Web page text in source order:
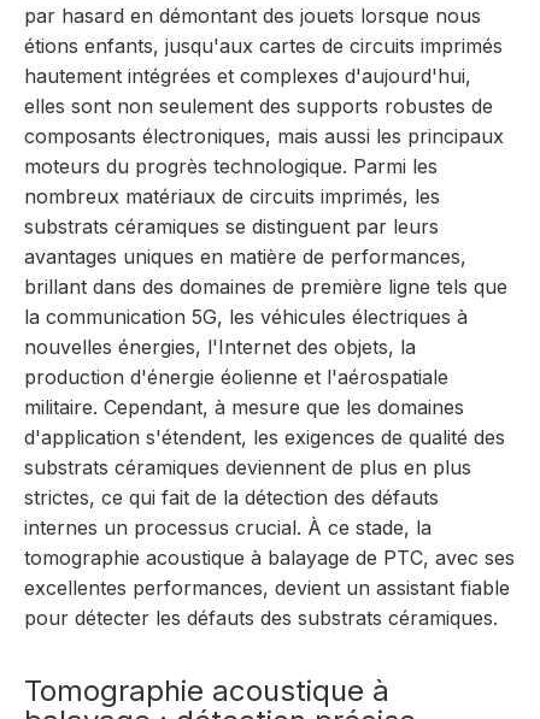
par hasard en démontant des jouets lorsque nous
étions enfants, jusqu'aux cartes de circuits imprimés
hautement intégrées et complexes d'aujourd'hui,
elles sont non seulement des supports robustes de
composants électroniques, mais aussi les principaux
moteurs du progrès technologique. Parmi les
nombreux matériaux de circuits imprimés, les
substrats céramiques se distinguent par leurs
avantages uniques en matière de performances,
brillant dans des domaines de première ligne tels que
la communication 5G, les véhicules électriques à
nouvelles énergies, l'Internet des objets, la
production d'énergie éolienne et l'aérospatiale
militaire. Cependant, à mesure que les domaines
d'application s'étendent, les exigences de qualité des
substrats céramiques deviennent de plus en plus
strictes, ce qui fait de la détection des défauts
internes un processus crucial. À ce stade, la
tomographie acoustique à balayage de PTC, avec ses
excellentes performances, devient un assistant fiable
pour détecter les défauts des substrats céramiques.
Tomographie acoustique à